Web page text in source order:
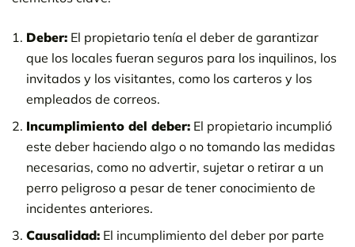
Deber:El propietario tenía el deber de garantizar
que los locales fueran seguros para los inquilinos, los
invitados y los visitantes, como los carteros y los
empleados de correos.
Incumplimiento del deber:El propietario incumplió
este deber haciendo algo o no tomando las medidas
necesarias, como no advertir, sujetar o retirar a un
perro peligroso a pesar de tener conocimiento de
incidentes anteriores.
Causalidad:El incumplimiento del deber por parte